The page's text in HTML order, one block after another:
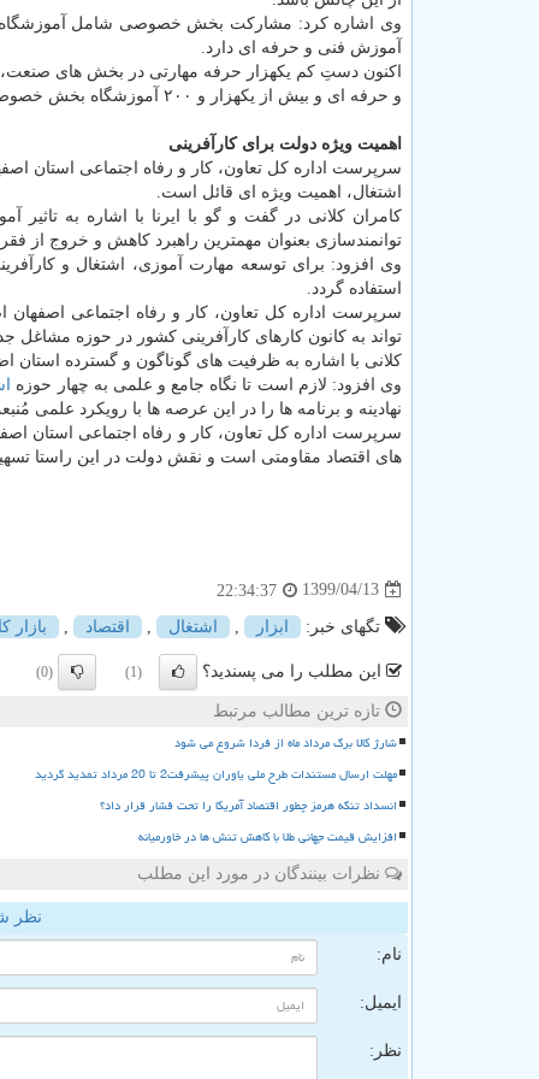
وی اشاره کرد: مشارکت بخش خصوصی شامل آموزشگاه
آموزش فنی و حرفه ای دارد.
اکنون دستِ کم یکهزار حرفه مهارتی در بخش های
و حرفه ای و بیش از یکهزار و ۲۰۰ آموزشگاه بخش خصوصی استان اصفهان ارائه می شود.
اهمیت ویژه دولت برای کارآفرینی
سرپرست اداره کل تعاون، کار و رفاه اجتماعی استان
اشتغال، اهمیت ویژه ای قائل است.
کامران کلانی در گفت و گو با ایرنا با اشاره به
توانمندسازی بعنوان مهمترین راهبرد کاهش و خروج از
وی افزود: برای توسعه مهارت آموزی، اشتغال و
استفاده گردد.
سرپرست اداره کل تعاون، کار و رفاه اجتماعی
تواند به کانون کارهای کارآفرینی کشور در حوزه مشاغل
کلانی با اشاره به ظرفیت های گوناگون و گسترده استان
وی افزود: لازم است تا نگاه جامع و علمی به چهار حوزه
نهادینه و برنامه ها را در این عرصه ها با رویکرد علمی
سرپرست اداره کل تعاون، کار و رفاه اجتماعی استان
های اقتصاد مقاومتی است و نقش دولت در این راستا
1399/04/13
22:34:37
تگهای خبر:
ابزار اشتغال اقتصاد بازار
این مطلب را می پسندید؟ (1)
(0)
تازه ترین مطالب مرتبط
شارژ کالا برگ مرداد ماه از فردا شروع می شود
مهلت ارسال مستندات طرح ملی یاوران پیشرفت2 تا 20 مرداد تمدید گردید
انسداد تنگه هرمز چطور اقتصاد آمریکا را تحت فشار قرار داد؟
افزایش قیمت جهانی طلا با کاهش تنش ها در خاورمیانه
نظرات بینندگان در مورد این مطلب
نظر
نام:
ایمیل:
نظر: